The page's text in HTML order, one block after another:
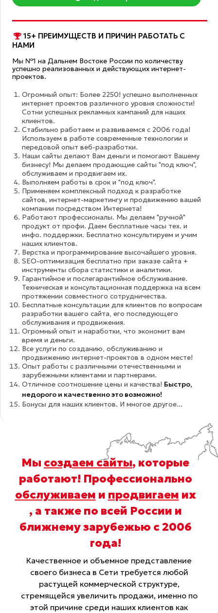
15+ ПРЕИМУЩЕСТВ И ПРИЧИН РАБОТАТЬ С
НАМИ
Мы №1 на Дальнем Востоке России по количеству
успешно реализованных и действующих интернет-
проектов.
Огромный опыт: Более 2250! успешно выполненных
интернет проектов различного уровня сложности!
Сотни успешных рекламных кампаний для наших
клиентов.
Стабильно работаем и развиваемся с 2006 года!
Используем в работе современные технологии и
передовой опыт веб-разработки.
Наши сайты делают Вам деньги и помогают Вашему
бизнесу! Мы делаем продающие сайты "под ключ",
обслуживаем и продвигаем их.
Выполняем работы в срок и "под ключ".
Применяем комплексный подход к разработке
сайтов, интернет-маркетингу и продвижению вашей
компании посредством Интернета!
Работают профессионалы. Мы делаем "ручной"
продукт от профи. Даем бесплатные часы тех. и
инфо. поддержки. Бесплатно консультируем и учим
наших клиентов.
Верстка и программирование высочайшего уровня.
SEO-оптимизация бесплатно при заказе сайта +
инструменты сбора статистики и аналитики.
Гарантийное и послегарантийное обслуживание.
Техническая и консультационная поддержка на всем
протяжении совместного сотрудничества.
Бесплатные консультации для клиентов по вопросам
разработки вашего сайта, его последующего
обслуживания и продвижения.
Огромный опыт и наработки, что экономит вам
время и деньги.
Все услуги по созданию, обслуживанию и
продвижению интернет-проектов в одном месте!
Опыт работы с различными отечественными и
зарубежными клиентами и партнерами.
Отличное соотношение цены и качества! Быстро,
недорого и качественно это возможно!
Бонусы для наших клиентов. И многое другое...
Мы создаем сайты, которые
работают! Профессионально
обслуживаем и продвигаем их
, а также по всей России и
ближнему зарубежью с 2006
года!
Качественное и объемное представление
своего бизнеса в Сети требуется любой
растущей коммерческой структуре,
стремящейся увеличить продажи, именно по
этой причине среди наших клиентов как